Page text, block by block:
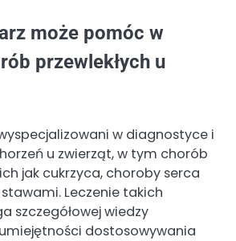
może pomóc w
przewlekłych u
w diagnostyce i
u zwierząt, w tym chorób
jak cukrzyca, choroby serca
Leczenie takich
szczegółowej wiedzy
dostosowywania